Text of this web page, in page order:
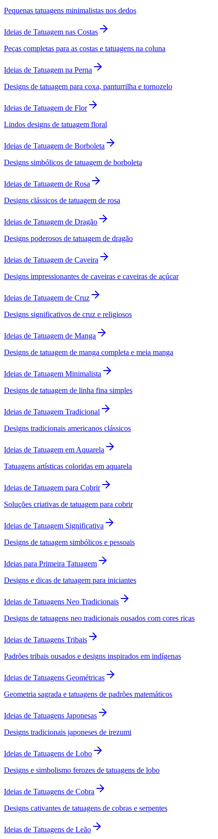
Pequenas tatuagens minimalistas nos dedos
Ideias de Tatuagem nas Costas
Peças completas para as costas e tatuagens na coluna
Ideias de Tatuagem na Perna
Designs de tatuagem para coxa, panturrilha e tornozelo
Ideias de Tatuagem de Flor
Lindos designs de tatuagem floral
Ideias de Tatuagem de Borboleta
Designs simbólicos de tatuagem de borboleta
Ideias de Tatuagem de Rosa
Designs clássicos de tatuagem de rosa
Ideias de Tatuagem de Dragão
Designs poderosos de tatuagem de dragão
Ideias de Tatuagem de Caveira
Designs impressionantes de caveiras e caveiras de açúcar
Ideias de Tatuagem de Cruz
Designs significativos de cruz e religiosos
Ideias de Tatuagem de Manga
Designs de tatuagem de manga completa e meia manga
Ideias de Tatuagem Minimalista
Designs de tatuagem de linha fina simples
Ideias de Tatuagem Tradicional
Designs tradicionais americanos clássicos
Ideias de Tatuagem em Aquarela
Tatuagens artísticas coloridas em aquarela
Ideias de Tatuagem para Cobrir
Soluções criativas de tatuagem para cobrir
Ideias de Tatuagem Significativa
Designs de tatuagem simbólicos e pessoais
Ideias para Primeira Tatuagem
Designs e dicas de tatuagem para iniciantes
Ideias de Tatuagens Neo Tradicionais
Designs de tatuagens neo tradicionais ousados com cores ricas
Ideias de Tatuagens Tribais
Padrões tribais ousados e designs inspirados em indígenas
Ideias de Tatuagens Geométricas
Geometria sagrada e tatuagens de padrões matemáticos
Ideias de Tatuagens Japonesas
Designs tradicionais japoneses de irezumi
Ideias de Tatuagens de Lobo
Designs e simbolismo ferozes de tatuagens de lobo
Ideias de Tatuagens de Cobra
Designs cativantes de tatuagens de cobras e serpentes
Ideias de Tatuagens de Leão